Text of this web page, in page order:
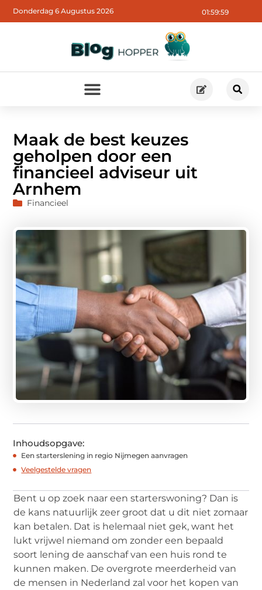
02:00:00
Donderdag 6 Augustus 2026
Maak de best keuzes
geholpen door een
financieel adviseur uit
Arnhem
Financieel
Inhoudsopgave:
Een starterslening in regio Nijmegen aanvragen
Veelgestelde vragen
Bent u op zoek naar een starterswoning? Dan is
de kans natuurlijk zeer groot dat u dit niet zomaar
kan betalen. Dat is helemaal niet gek, want het
lukt vrijwel niemand om zonder een bepaald
soort lening de aanschaf van een huis rond te
kunnen maken. De overgrote meerderheid van
de mensen in Nederland zal voor het kopen van